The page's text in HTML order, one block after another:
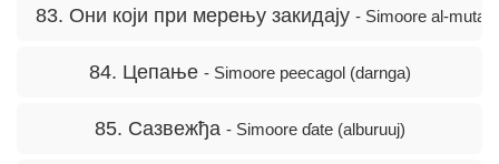
83. Они који при мерењу закидају - Simoore al-
84. Цепање - Simoore peecagol (darnga)
85. Сазвежђа - Simoore ɗate (alburuuj)